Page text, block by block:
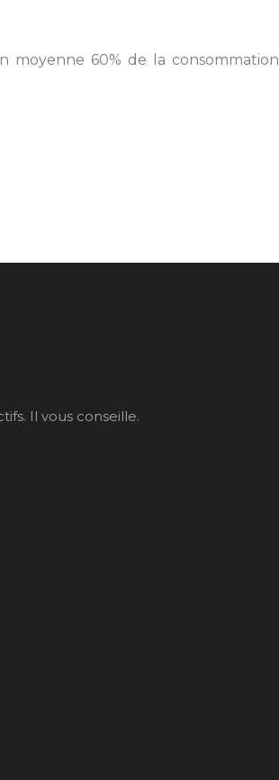
moyenne 60% de la consommation
Il vous conseille.